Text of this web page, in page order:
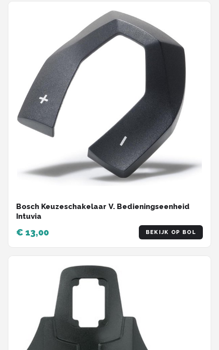
Bosch Keuzeschakelaar V. Bedieningseenheid
Intuvia
€ 13,00 BEKIJK OP BOL